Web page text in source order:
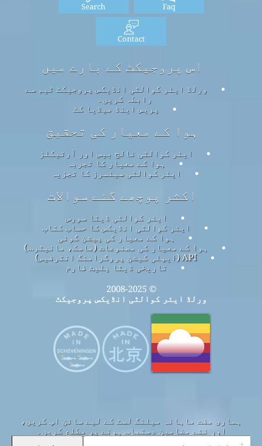
Faq
Search
Contact
اس پروجیکٹ کے بارے میں
ورلڈ ایئر کوالٹی انڈیکس پروجیکٹ ٹیم سے
رابطہ کریں۔
پریس اینڈ میڈیا کٹ
ہوا کے معیار کی تحقیق
ایئر کوالٹی نالج بیس اور آرٹیکلز
ہوا کے معیار کا تجربہ
ایئر کوالٹی سینسرز کا تجزیہ
اکثر پوچھے گئے سوالات
ایئر کوالٹی ڈیٹا سورس
ایئر کوالٹی انڈیکس کا حساب کتاب
ہوا کے معیار کی پیشن گوئی
ہوا کے معیار کی مصنوعات (ماسک، مانیٹر…)
API (ایپلی کیشن پروگرامنگ انٹرفیس)
تاریخی ڈیٹا پلیٹ فارم
© 2008-2025
ورلڈ ایئر کوالٹی انڈیکس پروجیکٹ
ہماری مفت ماہانہ میلنگ لسٹ کے لیے سائن اپ کریں،
اور نئے مضامین دستیاب ہونے پر مطلع کریں۔